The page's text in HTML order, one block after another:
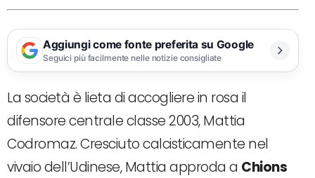
Aggiungi come fonte preferita su Google
Seguici più facilmente nelle notizie consigliate
La società è lieta di accogliere in rosa il
difensore centrale classe 2003, Mattia
Codromaz. Cresciuto calcisticamente nel
vivaio dell’Udinese, Mattia approda a Chions